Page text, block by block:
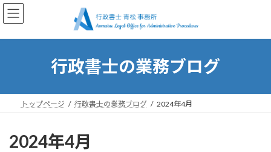
コ
ン
ン
ナ
ビ
ー
行政書士の業務ブログ
トップページ 行政書士の業務ブログ 2024年4月
2024年4月